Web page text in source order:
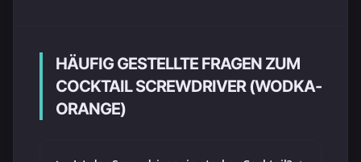
HÄUFIG GESTELLTE FRAGEN ZUM
COCKTAIL SCREWDRIVER (WODKA-
ORANGE)